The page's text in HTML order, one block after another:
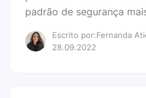
padrão de segurança
Escrito por:Fernanda
28.09.2022